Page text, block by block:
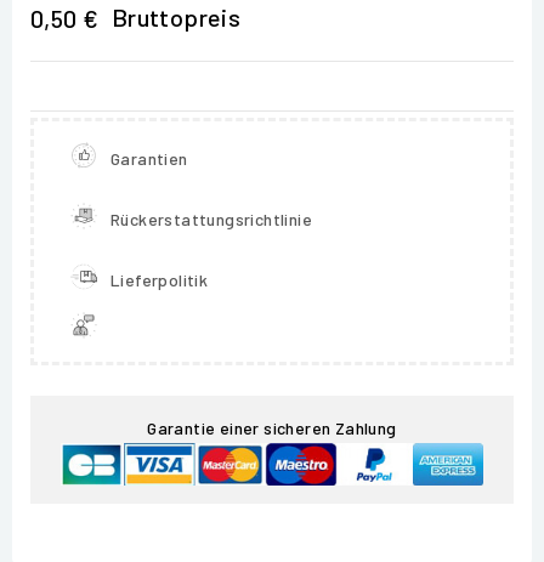
0,50 € Bruttopreis
Garantien
Rückerstattungsrichtlinie
Lieferpolitik
Garantie einer sicheren Zahlung